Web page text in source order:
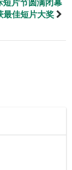
最佳短片大奖